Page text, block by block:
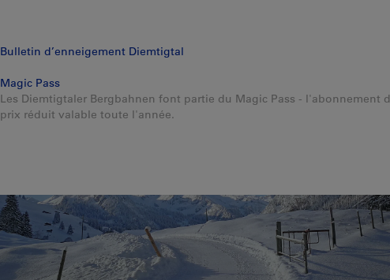
Bulletin d’enneigement Diemtigtal
Magic Pass
Les Diemtigtaler Bergbahnen font partie du Magic Pass - l'abonnement
prix réduit valable toute l'année.